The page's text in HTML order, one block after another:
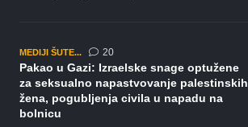
MEDIJI ŠUTE... 20komentara
Pakao u Gazi: Izraelske snage optužene
za seksualno napastvovanje palestinskih
žena, pogubljenja civila u napadu na
bolnicu